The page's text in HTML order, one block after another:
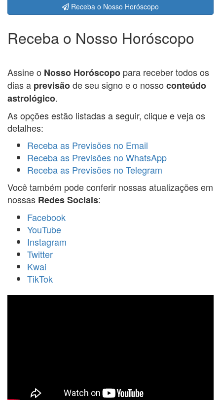
Receba o Nosso Horóscopo
Receba o Nosso Horóscopo
Assine o Nosso Horóscopo para receber todos os
dias a previsãode seu signo e o nosso conteúdo
astrológico.
As opções estão listadas a seguir, clique e veja os
detalhes:
Receba as Previsões no Email
Receba as Previsões no WhatsApp
Receba as Previsões no Telegram
Você também pode conferir nossas atualizações em
nossas Redes Sociais:
Facebook
YouTube
Instagram
Twitter
Kwai
TikTok